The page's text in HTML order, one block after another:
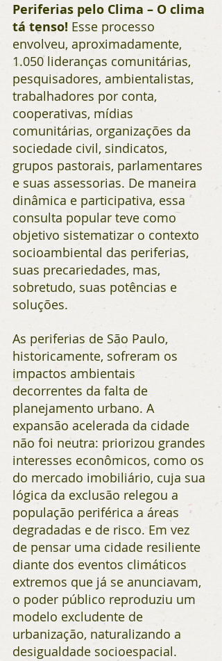
Periferias pelo Clima – O clima
tá tenso! Esse processo
envolveu, aproximadamente,
1.050 lideranças comunitárias,
pesquisadores, ambientalistas,
trabalhadores por conta,
cooperativas, mídias
comunitárias, organizações da
sociedade civil, sindicatos,
grupos pastorais, parlamentares
e suas assessorias. De maneira
dinâmica e participativa, essa
consulta popular teve como
objetivo sistematizar o contexto
socioambiental das periferias,
suas precariedades, mas,
sobretudo, suas potências e
soluções.
As periferias de São Paulo,
historicamente, sofreram os
impactos ambientais
decorrentes da falta de
planejamento urbano. A
expansão acelerada da cidade
não foi neutra: priorizou grandes
interesses econômicos, como os
do mercado imobiliário, cuja sua
lógica da exclusão relegou a
população periférica a áreas
degradadas e de risco. Em vez
de pensar uma cidade resiliente
diante dos eventos climáticos
extremos que já se anunciavam,
o poder público reproduziu um
modelo excludente de
urbanização, naturalizando a
desigualdade socioespacial.